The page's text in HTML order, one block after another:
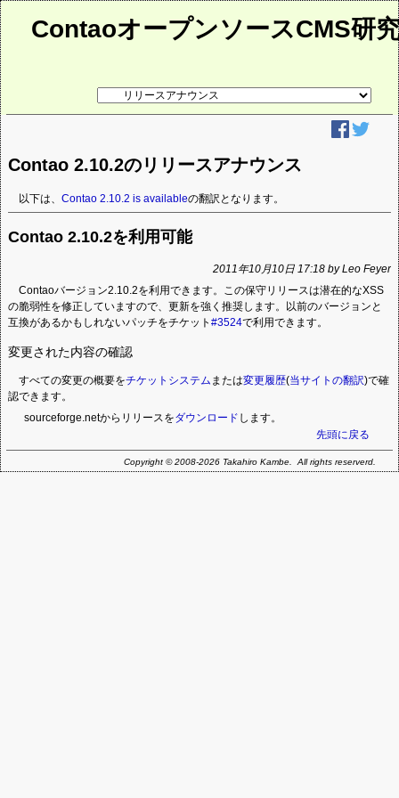
ContaoオープンソースCMS研
ジ
Contao 2.10.2のリリースアナウンス
以下は、Contao 2.10.2 is availableの翻訳となります。
Contao 2.10.2を利用可能
2011年10月10日 17:18 by Leo Feyer
Contaoバージョン2.10.2を利用できます。この保守リリースは潜在的なXSS
の脆弱性を修正していますので、更新を強く推奨します。以前のバージョンと
互換があるかもしれないパッチをチケット#3524で利用できます。
変更された内容の確認
すべての変更の概要をチケットシステム または変更履歴(当サイトの翻訳)で確
認できます。
sourceforge.netからリリースをダウンロード します。
先頭に戻る
Copyright © 2008-2026 Takahiro Kambe. All rights reserverd.